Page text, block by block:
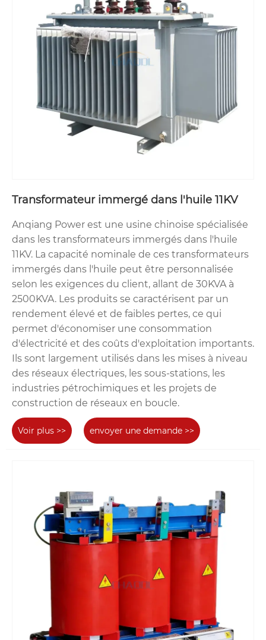
Transformateur immergé dans l'huile 11KV
Anqiang Power est une usine chinoise spécialisée
dans les transformateurs immergés dans l'huile
11KV. La capacité nominale de ces transformateurs
immergés dans l'huile peut être personnalisée
selon les exigences du client, allant de 30KVA à
2500KVA. Les produits se caractérisent par un
rendement élevé et de faibles pertes, ce qui
permet d'économiser une consommation
d'électricité et des coûts d'exploitation importants.
Ils sont largement utilisés dans les mises à niveau
des réseaux électriques, les sous-stations, les
industries pétrochimiques et les projets de
construction de réseaux en boucle.
Voir plus >> envoyer une demande >>